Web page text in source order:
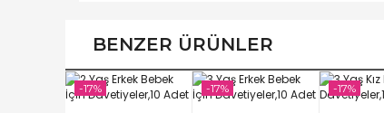
BENZER ÜRÜNLER
-17% -17% -17%